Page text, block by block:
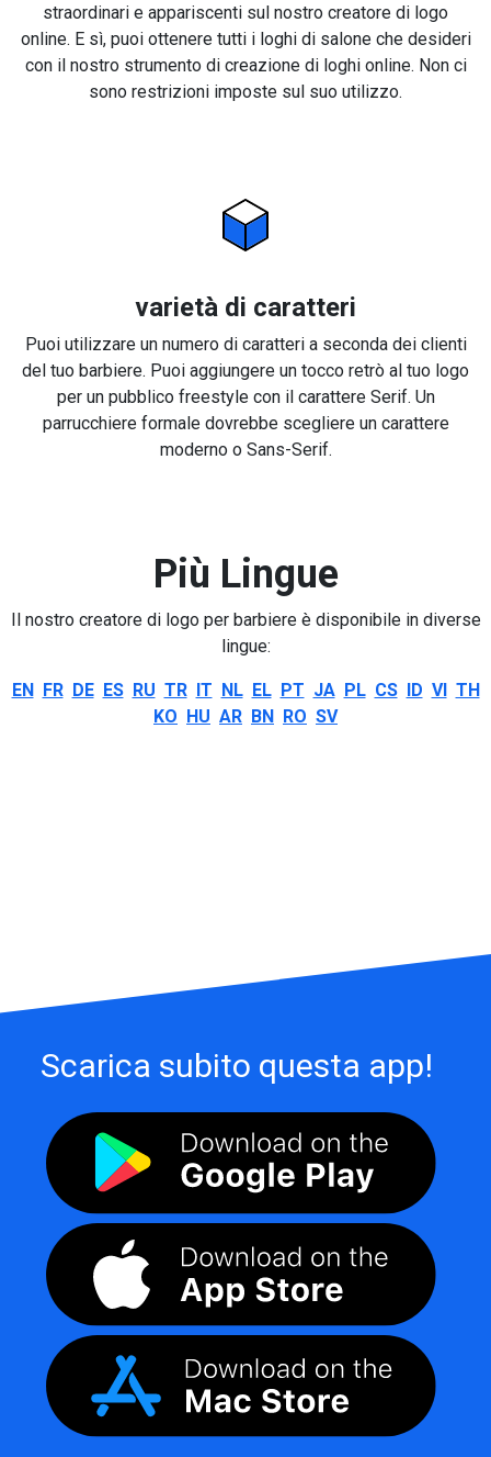
straordinari e appariscenti sul nostro creatore di logo
online. E sì, puoi ottenere tutti i loghi di salone che desideri
con il nostro strumento di creazione di loghi online. Non ci
sono restrizioni imposte sul suo utilizzo.
varietà di caratteri
Puoi utilizzare un numero di caratteri a seconda dei clienti
del tuo barbiere. Puoi aggiungere un tocco retrò al tuo logo
per un pubblico freestyle con il carattere Serif. Un
parrucchiere formale dovrebbe scegliere un carattere
moderno o Sans-Serif.
Più Lingue
Il nostro creatore di logo per barbiere è disponibile in diverse
lingue:
EN FR DE ES RU TR IT NL EL PT JA PL CS ID VI TH
KO HU AR BN RO SV
Scarica subito questa app!